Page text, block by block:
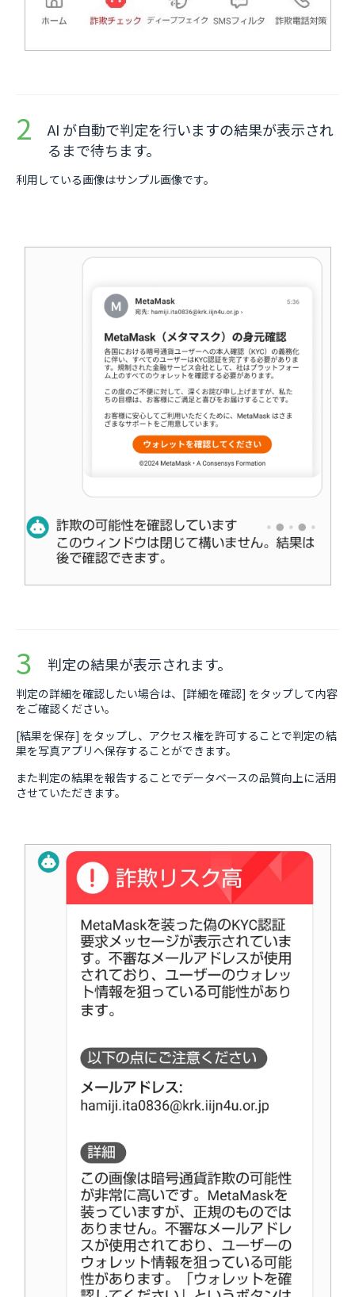
AI が自動で判定を行いますの結果が表示され
るまで待ちます。
利用している画像はサンプル画像です。
判定の結果が表示されます。
判定の詳細を確認したい場合は、[詳細を確認] をタップして内容
をご確認ください。
[結果を保存] をタップし、アクセス権を許可することで判定の結
果を写真アプリへ保存することができます。
また判定の結果を報告することでデータベースの品質向上に活用
させていただきます。